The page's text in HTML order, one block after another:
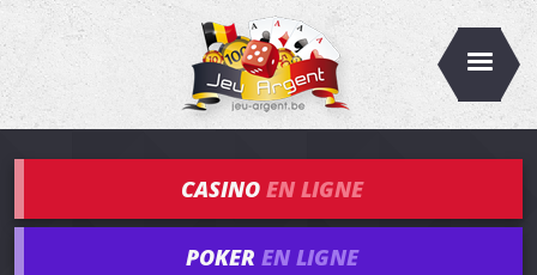
CASINO EN LIGNE
POKER EN LIGNE